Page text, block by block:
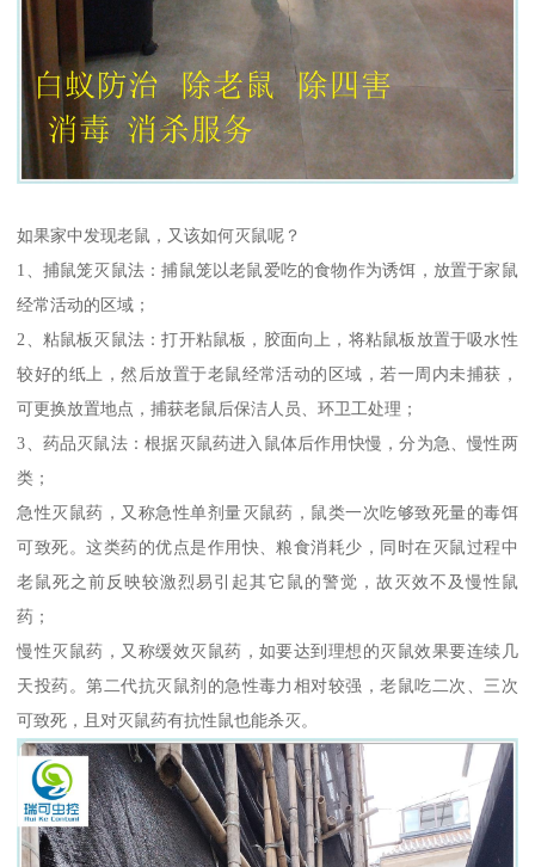
如果家中发现老鼠，又该如何灭鼠呢？
1、捕鼠笼灭鼠法：捕鼠笼以老鼠爱吃的食物作为诱饵，放置于家鼠
经常活动的区域；
2、粘鼠板灭鼠法：打开粘鼠板，胶面向上，将粘鼠板放置于吸水性
较好的纸上，然后放置于老鼠经常活动的区域，若一周内未捕获，
可更换放置地点，捕获老鼠后保洁人员、环卫工处理；
3、药品灭鼠法：根据灭鼠药进入鼠体后作用快慢，分为急、慢性两
类；
急性灭鼠药，又称急性单剂量灭鼠药，鼠类一次吃够致死量的毒饵
可致死。这类药的优点是作用快、粮食消耗少，同时在灭鼠过程中
老鼠死之前反映较激烈易引起其它鼠的警觉，故灭效不及慢性鼠
药；
慢性灭鼠药，又称缓效灭鼠药，如要达到理想的灭鼠效果要连续几
天投药。第二代抗灭鼠剂的急性毒力相对较强，老鼠吃二次、三次
可致死，且对灭鼠药有抗性鼠也能杀灭。